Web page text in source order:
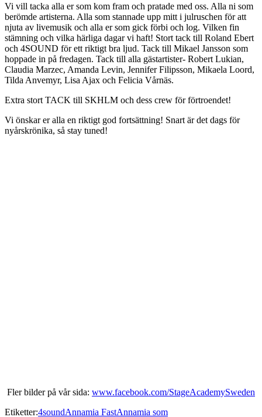
Vi vill tacka alla er som kom fram och pratade med oss. Alla ni som
berömde artisterna. Alla som stannade upp mitt i julruschen för att
njuta av livemusik och alla er som gick förbi och log. Vilken fin
stämning och vilka härliga dagar vi haft! Stort tack till Roland Ebert
och 4SOUND för ett riktigt bra ljud. Tack till Mikael Jansson som
hoppade in på fredagen. Tack till alla gästartister- Robert Lukian,
Claudia Marzec, Amanda Levin, Jennifer Filipsson, Mikaela Loord,
Tilda Anvemyr, Lisa Ajax och Felicia Vårnäs.
Extra stort TACK till SKHLM och dess crew för förtroendet!
Vi önskar er alla en riktigt god fortsättning! Snart är det dags för
nyårskrönika, så stay tuned!
Fler bilder på vår sida: www.facebook.com/StageAcademySweden
Etiketter:4soundAnnamia FastAnnamia som